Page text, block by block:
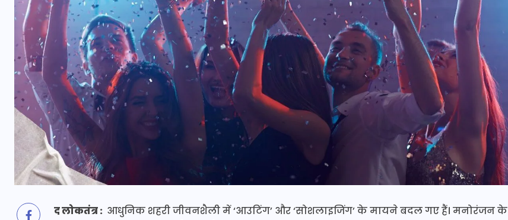
द लोकतंत्र : आधुनिक शहरी जीवनशैली में ‘आउटिंग’ और ‘सोशलाइजिंग’ के मायने बदल गए हैं। मनोरंजन के